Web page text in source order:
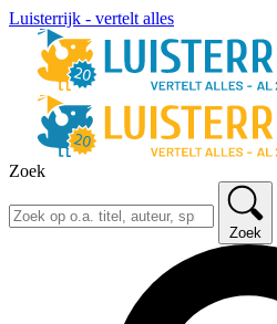
Luisterrijk - vertelt alles
Zoek
Zoek